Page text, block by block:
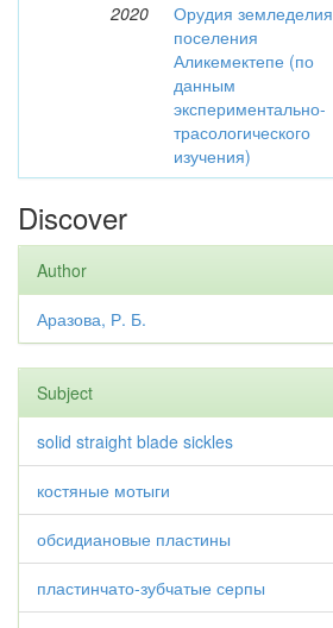
2020
Орудия земледелия
поселения
Аликемектепе (по
данным
экспериментально-
трасологического
изучения)
Discover
Author
Аразова, Р. Б.
Subject
solid straight blade sickles
костяные мотыги
обсидиановые пластины
пластинчато-зубчатые серпы